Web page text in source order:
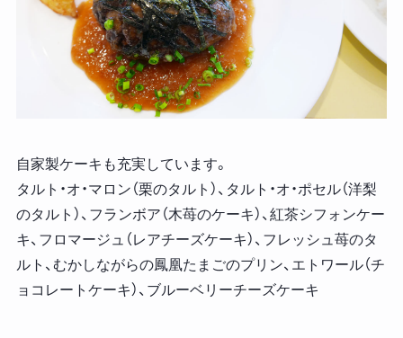
自家製ケーキも充実しています。
タルト・オ・マロン（栗のタルト）、タルト・オ・ポセル（洋梨
のタルト）、フランボア（木苺のケーキ）、紅茶シフォンケー
キ、フロマージュ（レアチーズケーキ）、フレッシュ苺のタ
ルト、むかしながらの鳳凰たまごのプリン、エトワール（チ
ョコレートケーキ）、ブルーベリーチーズケーキ